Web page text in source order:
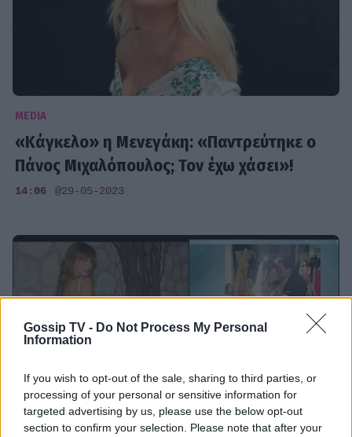
Gossip TV - Do Not Process My Personal
Information
If you wish to opt-out of the sale, sharing to third parties, or
processing of your personal or sensitive information for
targeted advertising by us, please use the below opt-out
section to confirm your selection. Please note that after your
MEDIA
«Κάγκελο» η Μενεγάκη: «Παντρεύτηκε ο
Πάνος Μιχαλόπουλος; Τον έχω χάσει»!
14:06 @29-05-2023